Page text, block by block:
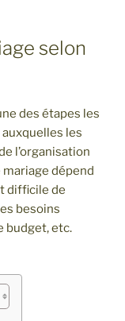
selon
des étapes les
les
l’organisation
mariage dépend
difficile de
besoins
budget, etc.